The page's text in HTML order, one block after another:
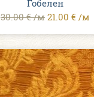
Гобелен
30.00 € /м 21.00 € /м